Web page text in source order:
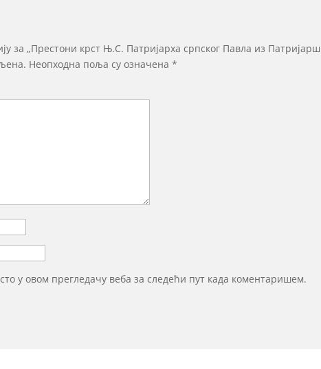
за „Престони крст Њ.С. Патријарха српског Павла из
Неопходна поља су означена*
у овом прегледачу веба за следећи пут када коментаришем.